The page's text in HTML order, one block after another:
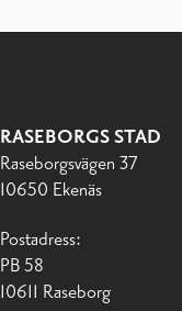
RASEBORGS STAD
Raseborgsvägen 37
10650 Ekenäs
Postadress:
PB 58
10611 Raseborg